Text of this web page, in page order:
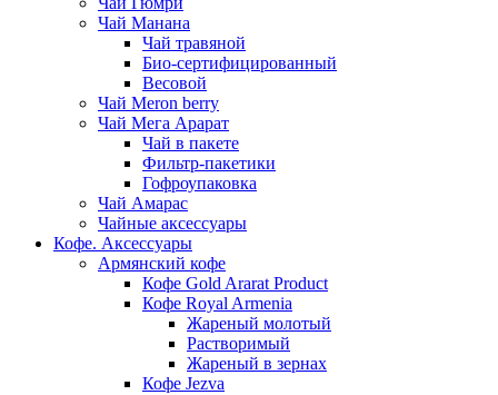
Чай Манана
Чай травяной
Био-сертифицированный
Весовой
Чай Meron berry
Чай Мега Арарат
Чай в пакете
Фильтр-пакетики
Гофроупаковка
Чай Амарас
Чайные аксессуары
Кофе. Аксессуары
Армянский кофе
Кофе Gold Ararat Product
Кофе Royal Armenia
Жареный молотый
Растворимый
Жареный в зернах
Кофе Jezva